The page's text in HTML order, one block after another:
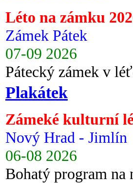
Léto na zámku
Zámek Pátek
07-09 2026
Pátecký zámek v
Plakátek
Zámeké kulturní
Nový Hrad - Jimlín
06-08 2026
Bohatý program